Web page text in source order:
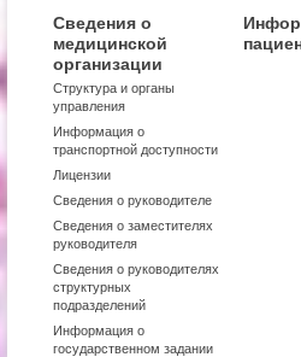
Сведения о
медицинской
организации
Структура и органы
управления
Информация о
транспортной доступности
Лицензии
Сведения о руководителе
Сведения о заместителях
руководителя
Сведения о руководителях
структурных
подразделений
Информация о
государственном задании